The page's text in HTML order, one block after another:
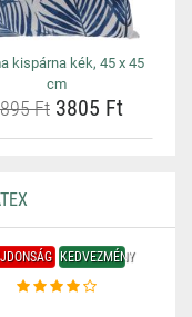
kispárna kék, 45 x 45
cm
Ft 3805 Ft
KEDVEZMÉNY